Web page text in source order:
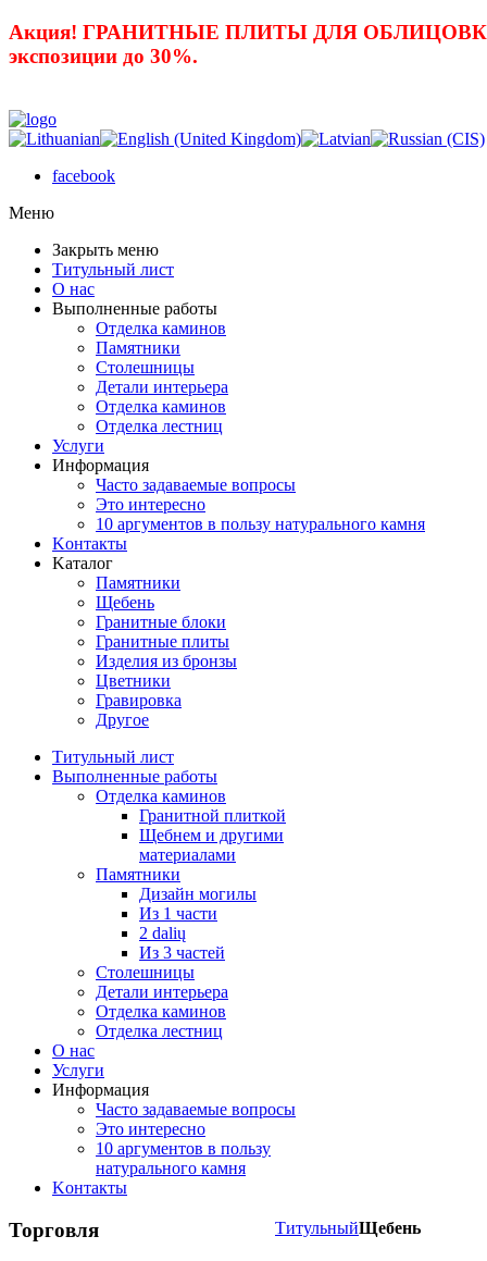
Акция! ГРАНИТНЫЕ ПЛИТЫ ДЛЯ
экспозиции до 30%.
facebook
Mеню
Закрыть меню
Титульный лист
О нас
Выполненные работы
Отделка каминов
Памятники
Столешницы
Детали интерьера
Отделка каминов
Отделка лестниц
Услуги
Информация
Часто задаваемые вопросы
Это интересно
10 аргументов в пользу натурального камня
Koнтакты
Kаталог
Памятники
Щебень
Гранитные блоки
Гранитные плиты
Изделия из бронзы
Цветники
Гравировка
Другое
Титульный лист
Выполненные работы
Отделка каминов
Гранитной плиткой
Щебнем и другими
материалами
Памятники
Дизайн могилы
Из 1 части
2 dalių
Из 3 частей
Столешницы
Детали интерьера
Отделка каминов
Отделка лестниц
О нас
Услуги
Информация
Часто задаваемые вопросы
Это интересно
10 аргументов в пользу
натурального камня
Koнтакты
ТитульныйЩебень
Торговля